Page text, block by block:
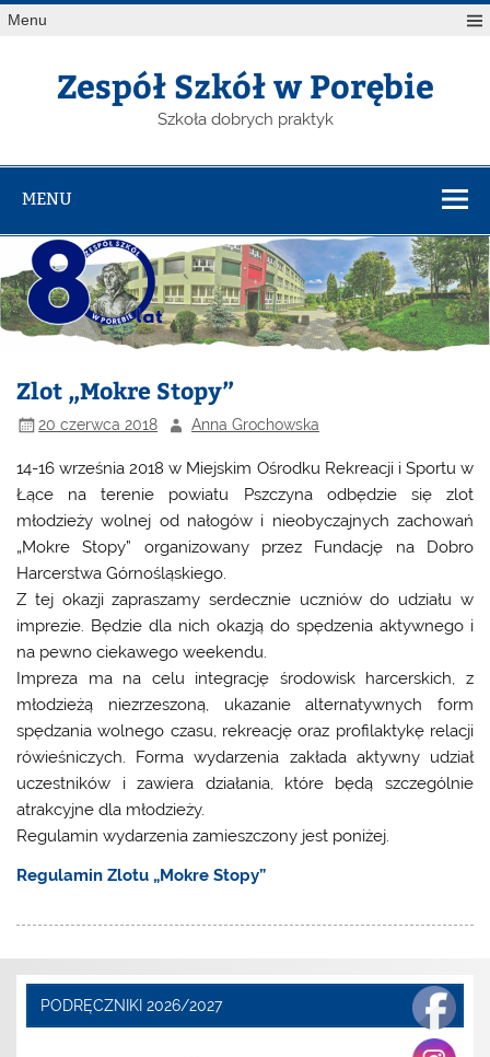
Menu
Zespół Szkół w Porębie
Szkoła dobrych praktyk
MENU
Zlot „Mokre Stopy”
20 czerwca 2018 Anna Grochowska
14-16 września 2018 w Miejskim Ośrodku Rekreacji i Sportu w
Łące na terenie powiatu Pszczyna odbędzie się zlot
młodzieży wolnej od nałogów i nieobyczajnych zachowań
„Mokre Stopy” organizowany przez Fundację na Dobro
Harcerstwa Górnośląskiego.
Z tej okazji zapraszamy serdecznie uczniów do udziału w
imprezie. Będzie dla nich okazją do spędzenia aktywnego i
na pewno ciekawego weekendu.
Impreza ma na celu integrację środowisk harcerskich, z
młodzieżą niezrzeszoną, ukazanie alternatywnych form
spędzania wolnego czasu, rekreację oraz profilaktykę relacji
rówieśniczych. Forma wydarzenia zakłada aktywny udział
uczestników i zawiera działania, które będą szczególnie
atrakcyjne dla młodzieży.
Regulamin wydarzenia zamieszczony jest poniżej.
Regulamin Zlotu „Mokre Stopy”
PODRĘCZNIKI 2026/2027